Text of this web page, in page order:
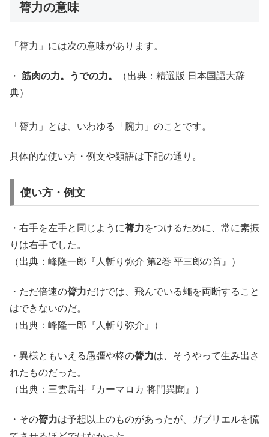
膂力の意味
「膂力」には次の意味があります。
・ 筋肉の力。うでの力。
（出典：精選版 日本国語大辞
典）
「膂力」とは、いわゆる「腕力」のことです。
具体的な使い方・例文や類語は下記の通り。
使い方・例文
・右手を左手と同じように膂力をつけるために、常に素振
りは右手でした。
（出典：峰隆一郎『人斬り弥介 第2巻 平三郎の首』）
・ただ倍速の膂力だけでは、飛んでいる蠅を両断すること
はできないのだ。
（出典：峰隆一郎『人斬り弥介』）
・異様ともいえる愚彊や柊の膂力は、そうやって生み出さ
れたものだった。
（出典：三雲岳斗『カーマロカ 将門異聞』）
・その膂力は予想以上のものがあったが、ガブリエルを慌